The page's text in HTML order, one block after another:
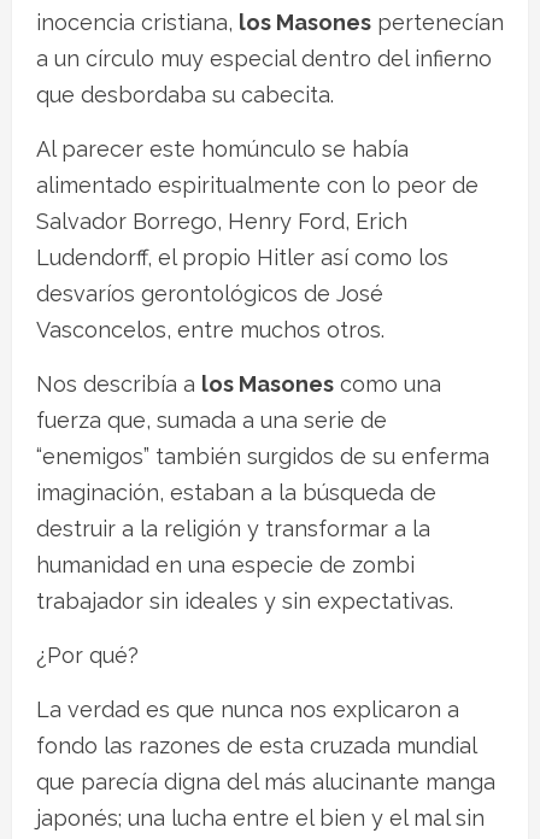
inocencia cristiana, los Masones pertenecían
a un círculo muy especial dentro del infierno
que desbordaba su cabecita.
Al parecer este homúnculo se había
alimentado espiritualmente con lo peor de
Salvador Borrego, Henry Ford, Erich
Ludendorff, el propio Hitler así como los
desvaríos gerontológicos de José
Vasconcelos, entre muchos otros.
Nos describía a los Masones como una
fuerza que, sumada a una serie de
“enemigos” también surgidos de su enferma
imaginación, estaban a la búsqueda de
destruir a la religión y transformar a la
humanidad en una especie de zombi
trabajador sin ideales y sin expectativas.
¿Por qué?
La verdad es que nunca nos explicaron a
fondo las razones de esta cruzada mundial
que parecía digna del más alucinante manga
japonés; una lucha entre el bien y el mal sin